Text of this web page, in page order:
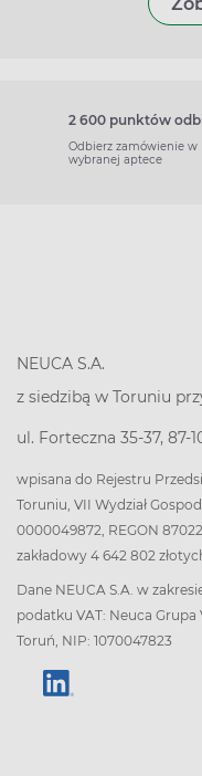
2 600 punktów
Odbierz zamówienie w
wybranej aptece
NEUCA S.A.
z siedzibą w Toruniu
ul. Forteczna 35-37, 87-
wpisana do Rejestru
Toruniu, VII Wydział
0000049872, REGON
zakładowy 4 642 802
Dane NEUCA S.A. w
podatku VAT: Neuca Grupa
Toruń, NIP: 1070047823